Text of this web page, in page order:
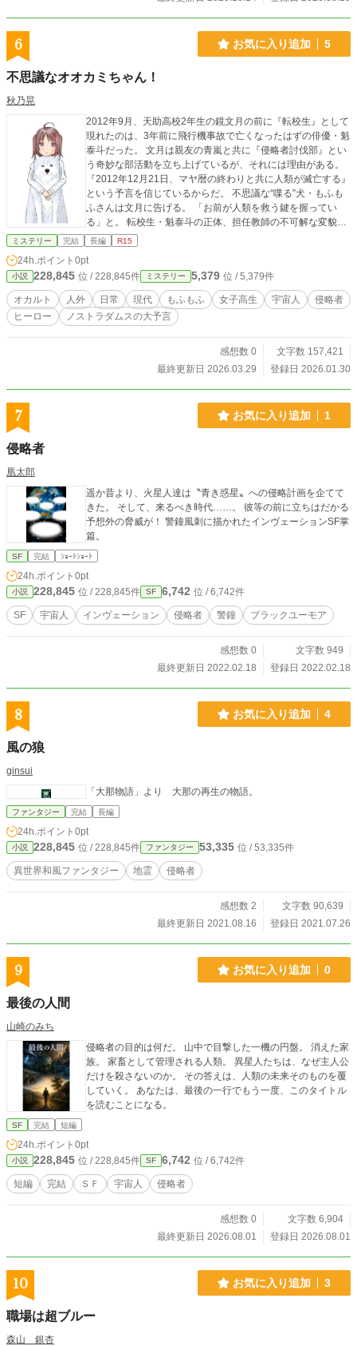
6 お気に入り追加 5
不思議なオオカミちゃん！
秋乃晃
2012年9月、天助高校2年生の鏡文月の前に『転校生』として
現れたのは、3年前に飛行機事故で亡くなったはずの俳優・魁
泰斗だった。 文月は親友の青嵐と共に『侵略者討伐部』とい
う奇妙な部活動を立ち上げているが、それには理由がある。
『2012年12月21日、マヤ暦の終わりと共に人類が滅亡する』
という予言を信じているからだ。 不思議な“喋る”犬・もふも
ふさんは文月に告げる。 「お前が人類を救う鍵を握ってい
る」と。 転校生・魁泰斗の正体、担任教師の不可解な変貌、
学校に漂う異様な気配、2012年12月21日まで、あと3ヶ月
世界は救えるのか？ ごく普通の高校・天助高校に隠されてい
た秘密とは？ 学園×ホラー×ミステリー×SF すべてのジャンル
が交差する、なんでもありな青春終末小説！ ＊ 1999年7の
月、 空から恐怖の大王が来るだろう！ アンゴルモアの大王を
蘇らせ、 マルスの前後に首尾よく支配するために。 > 百詩篇
だから、まず飲んで落ち着いて欲しい。 うん、「また」なん
は、きっと言葉では言い表せない 「キラメキ✨」みたいなも
のを感じてくれたと思う。 殺伐とした世の中で、そういう気
ミステリー 完結 長編 R15
24h.ポイント 0pt
小説 228,845 位 / 228,845件 ミステリー 5,379 位 / 5,379件
オカルト 人外 日常 現代 もふもふ 女子高生 宇宙人
侵略者
ヒーロー
ノストラダムスの大予言
感想数 0
文字数 157,421
最終更新日 2026.03.29
登録日 2026.01.30
7 お気に入り追加 1
侵略者
凰太郎
遥か昔より、火星人達は〝青き惑星〟への侵略計画を企てて
きた。 そして、来るべき時代……。 彼等の前に立ちはだかる
予想外の脅威が！ 警鐘風刺に描かれたインヴェーションSF掌
篇。
SF 完結 ｼｮｰﾄｼｮｰﾄ
24h.ポイント 0pt
小説 228,845 位 / 228,845件 SF 6,742 位 / 6,742件
SF 宇宙人 インヴェーション 侵略者 警鐘 ブラックユーモア
感想数 0
文字数 949
最終更新日 2022.02.18
登録日 2022.02.18
8 お気に入り追加 4
風の狼
ginsui
「大那物語」より 大那の再生の物語。
ファンタジー 完結 長編
24h.ポイント 0pt
小説 228,845 位 / 228,845件 ファンタジー 53,335 位 / 53,335件
異世界和風ファンタジー 地霊 侵略者
感想数 2
文字数 90,639
最終更新日 2021.08.16
登録日 2021.07.26
9 お気に入り追加 0
最後の人間
山崎のみち
侵略者の目的は何だ。 山中で目撃した一機の円盤。 消えた家
族。 家畜として管理される人類。 異星人たちは、なぜ主人公
だけを殺さないのか。 その答えは、人類の未来そのものを覆
していく。 あなたは、最後の一行でもう一度、このタイトル
を読むことになる。
SF 完結 短編
24h.ポイント 0pt
小説 228,845 位 / 228,845件 SF 6,742 位 / 6,742件
短編 完結 ＳＦ 宇宙人 侵略者
感想数 0
文字数 6,904
最終更新日 2026.08.01
登録日 2026.08.01
10 お気に入り追加 3
職場は超ブルー
森山 銀杏